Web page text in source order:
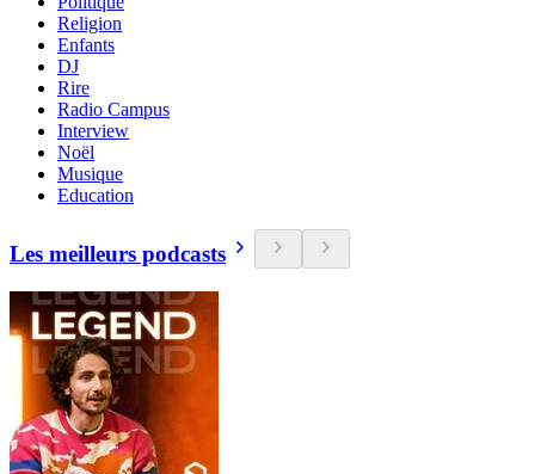
Religion
Enfants
DJ
Rire
Radio Campus
Interview
Noël
Musique
Education
Les meilleurs podcasts